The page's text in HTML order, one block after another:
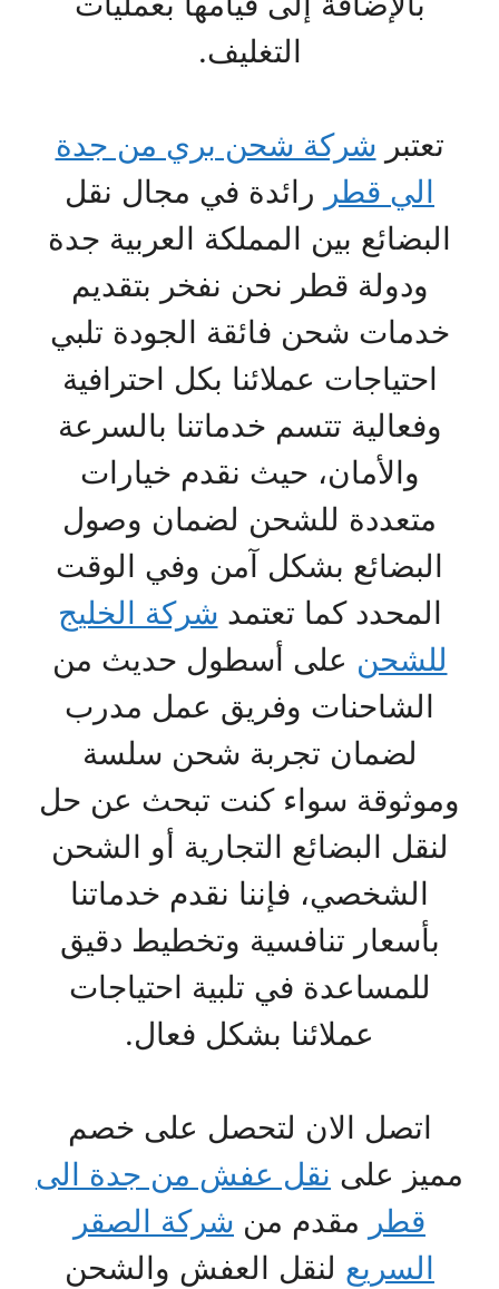
التغليف.
تعتبر شركة شحن بري من جدة
الي قطر رائدة في مجال نقل
البضائع بين المملكة العربية جدة
ودولة قطر نحن نفخر بتقديم
خدمات شحن فائقة الجودة تلبي
احتياجات عملائنا بكل احترافية
وفعالية تتسم خدماتنا بالسرعة
والأمان، حيث نقدم خيارات
متعددة للشحن لضمان وصول
البضائع بشكل آمن وفي الوقت
المحدد كما تعتمد شركة الخليج
للشحن على أسطول حديث من
الشاحنات وفريق عمل مدرب
لضمان تجربة شحن سلسة
وموثوقة سواء كنت تبحث عن حل
لنقل البضائع التجارية أو الشحن
الشخصي، فإننا نقدم خدماتنا
بأسعار تنافسية وتخطيط دقيق
للمساعدة في تلبية احتياجات
عملائنا بشكل فعال.
اتصل الان لتحصل على خصم
مميز على نقل عفش من جدة الى
قطر مقدم من شركة الصقر
السريع لنقل العفش والشحن